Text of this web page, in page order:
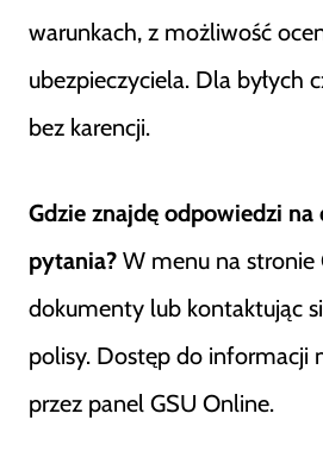
warunkach, z możliwość
ubezpieczyciela. Dla byłych
bez karencji.
Gdzie znajdę odpowiedzi
pytania? W menu na stronie
dokumenty lub kontaktując
polisy. Dostęp do informacji
przez panel GSU Online.